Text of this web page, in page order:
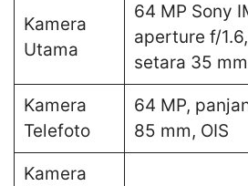
Kamera
Utama
64 MP Sony
aperture f/
setara 35
Kamera
Telefoto
64 MP,
85 mm, OIS
Kamera